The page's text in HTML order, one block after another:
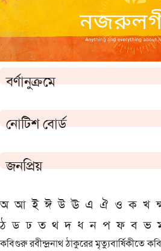
বর্ণানুক্রমে
নোটিশ বোর্ড
জনপ্রিয়
অ আ ই ঈ উ ঊ এ ঐ ও ক খ
ঠ ড ঢ ত থ দ ধ ন প ফ ব ভ
কবিগুরু রবীন্দ্রনাথ ঠাকুরের মৃত্যুবার্ষিকীতে